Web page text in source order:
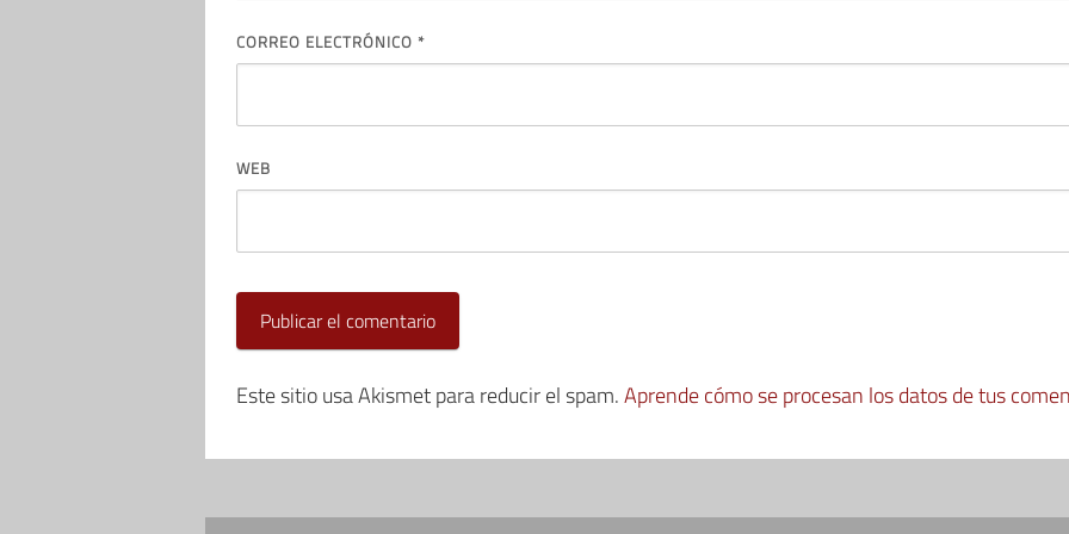
CORREO ELECTRÓNICO *
WEB
Este sitio usa Akismet para reducir el spam.Aprende cómo se procesan los datos de tus